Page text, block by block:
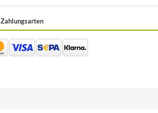
Zahlungsarten